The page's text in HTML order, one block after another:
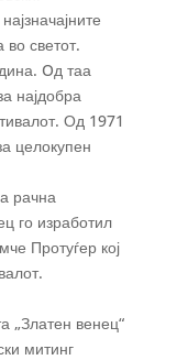
во светот.
Oд таа
најдобра
Од 1971
целокупен
рачна
го изработил
Протуѓер кој
„Златен венец“
митинг